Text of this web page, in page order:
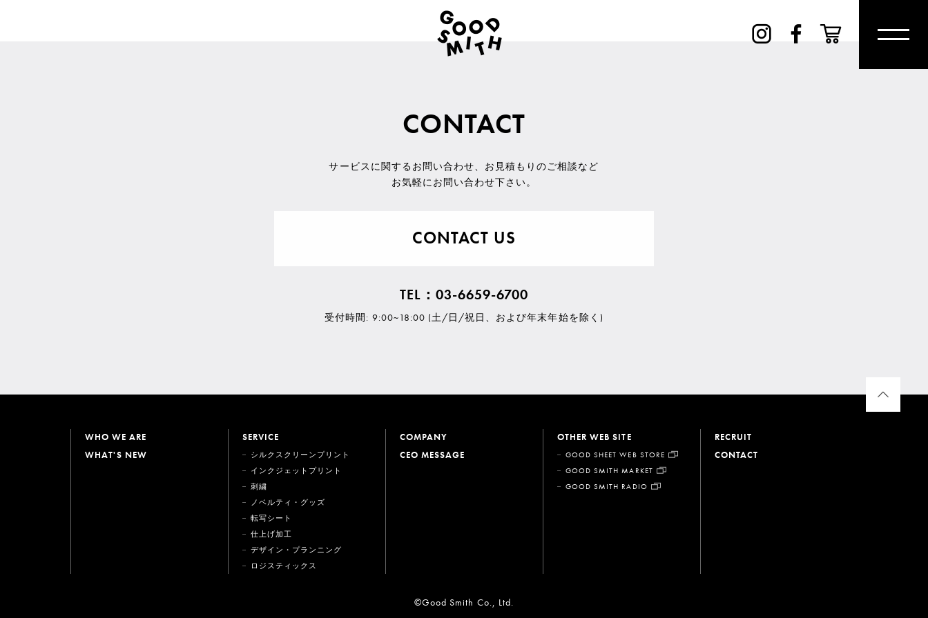
CONTACT
サービスに関するお問い合わせ、 お見積もりのご相談など
お気軽にお問い合わせ下さい。
CONTACT US
TEL：03-6659-6700
受付時間: 9:00~18:00 (土/日/祝日、および年末年始を除く)
WHO WE ARE
WHAT'S NEW
SERVICE
シルクスクリーンプリント
インクジェットプリント
刺繍
ノベルティ・グッズ
転写シート
仕上げ加工
デザイン・プランニング
ロジスティックス
COMPANY
CEO MESSAGE
OTHER WEB SITE
GOOD SHEET WEB STORE
GOOD SMITH MARKET
GOOD SMITH RADIO
RECRUIT
CONTACT
©Good Smith Co., Ltd.